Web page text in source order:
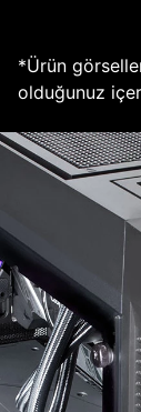
*Ürün
olduğunuz